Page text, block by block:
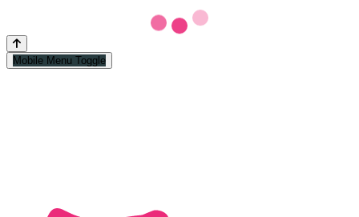
Mobile Menu Toggle